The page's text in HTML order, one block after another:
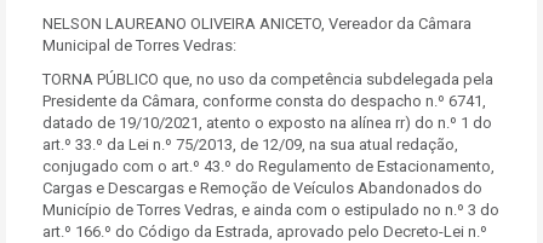
NELSON LAUREANO OLIVEIRA ANICETO, Vereador da Câmara
Municipal de Torres Vedras:
TORNA PÚBLICO que, no uso da competência subdelegada pela
Presidente da Câmara, conforme consta do despacho n.º 6741,
datado de 19/10/2021, atento o exposto na alínea rr) do n.º 1 do
art.º 33.º da Lei n.º 75/2013, de 12/09, na sua atual redação,
conjugado com o art.º 43.º do Regulamento de Estacionamento,
Cargas e Descargas e Remoção de Veículos Abandonados do
Município de Torres Vedras, e ainda com o estipulado no n.º 3 do
art.º 166.º do Código da Estrada, aprovado pelo Decreto-Lei n.º